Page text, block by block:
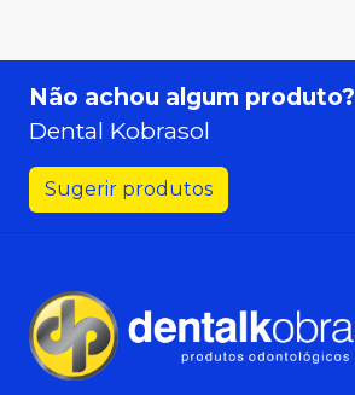
Não achou algum produto?
Dental Kobrasol
Sugerir produtos